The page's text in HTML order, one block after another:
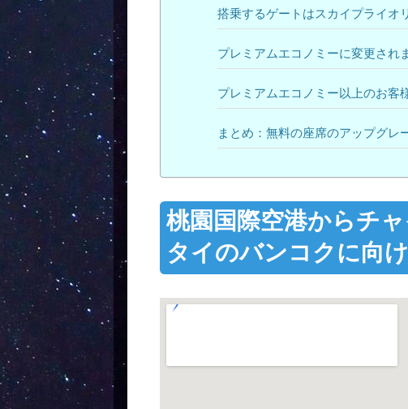
搭乗するゲートはスカイプライオ
プレミアムエコノミーに変更され
プレミアムエコノミー以上のお客
まとめ：無料の座席のアップグレ
桃園国際空港からチ
タイのバンコクに向